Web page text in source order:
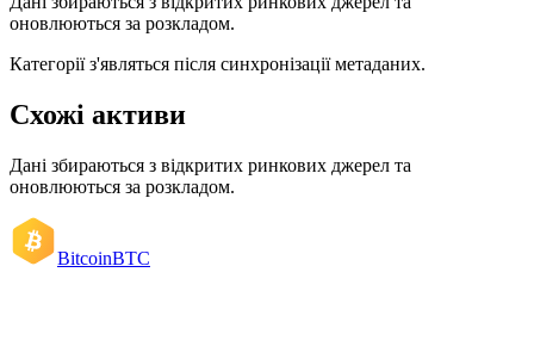
оновлюються за розкладом.
Категорії з'являться після синхронізації метаданих.
Схожі активи
Дані збираються з відкритих ринкових джерел та
оновлюються за розкладом.
BitcoinBTC